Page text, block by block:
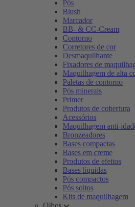
Pós
Blush
Marcador
BB- & CC-Cream
Contorno
Corretores de cor
Desmaquilhante
Fixadores de
Maquilhagem de alta
Paletas de contorno
Pós minerais
Primer
Produtos de cobertura
Acessórios
Maquilhagem anti-
Bronzeadores
Bases compactas
Bases em creme
Produtos de efeitos
Bases líquidas
Pós compactos
Pós soltos
Kits de maquilhagem
Olhos